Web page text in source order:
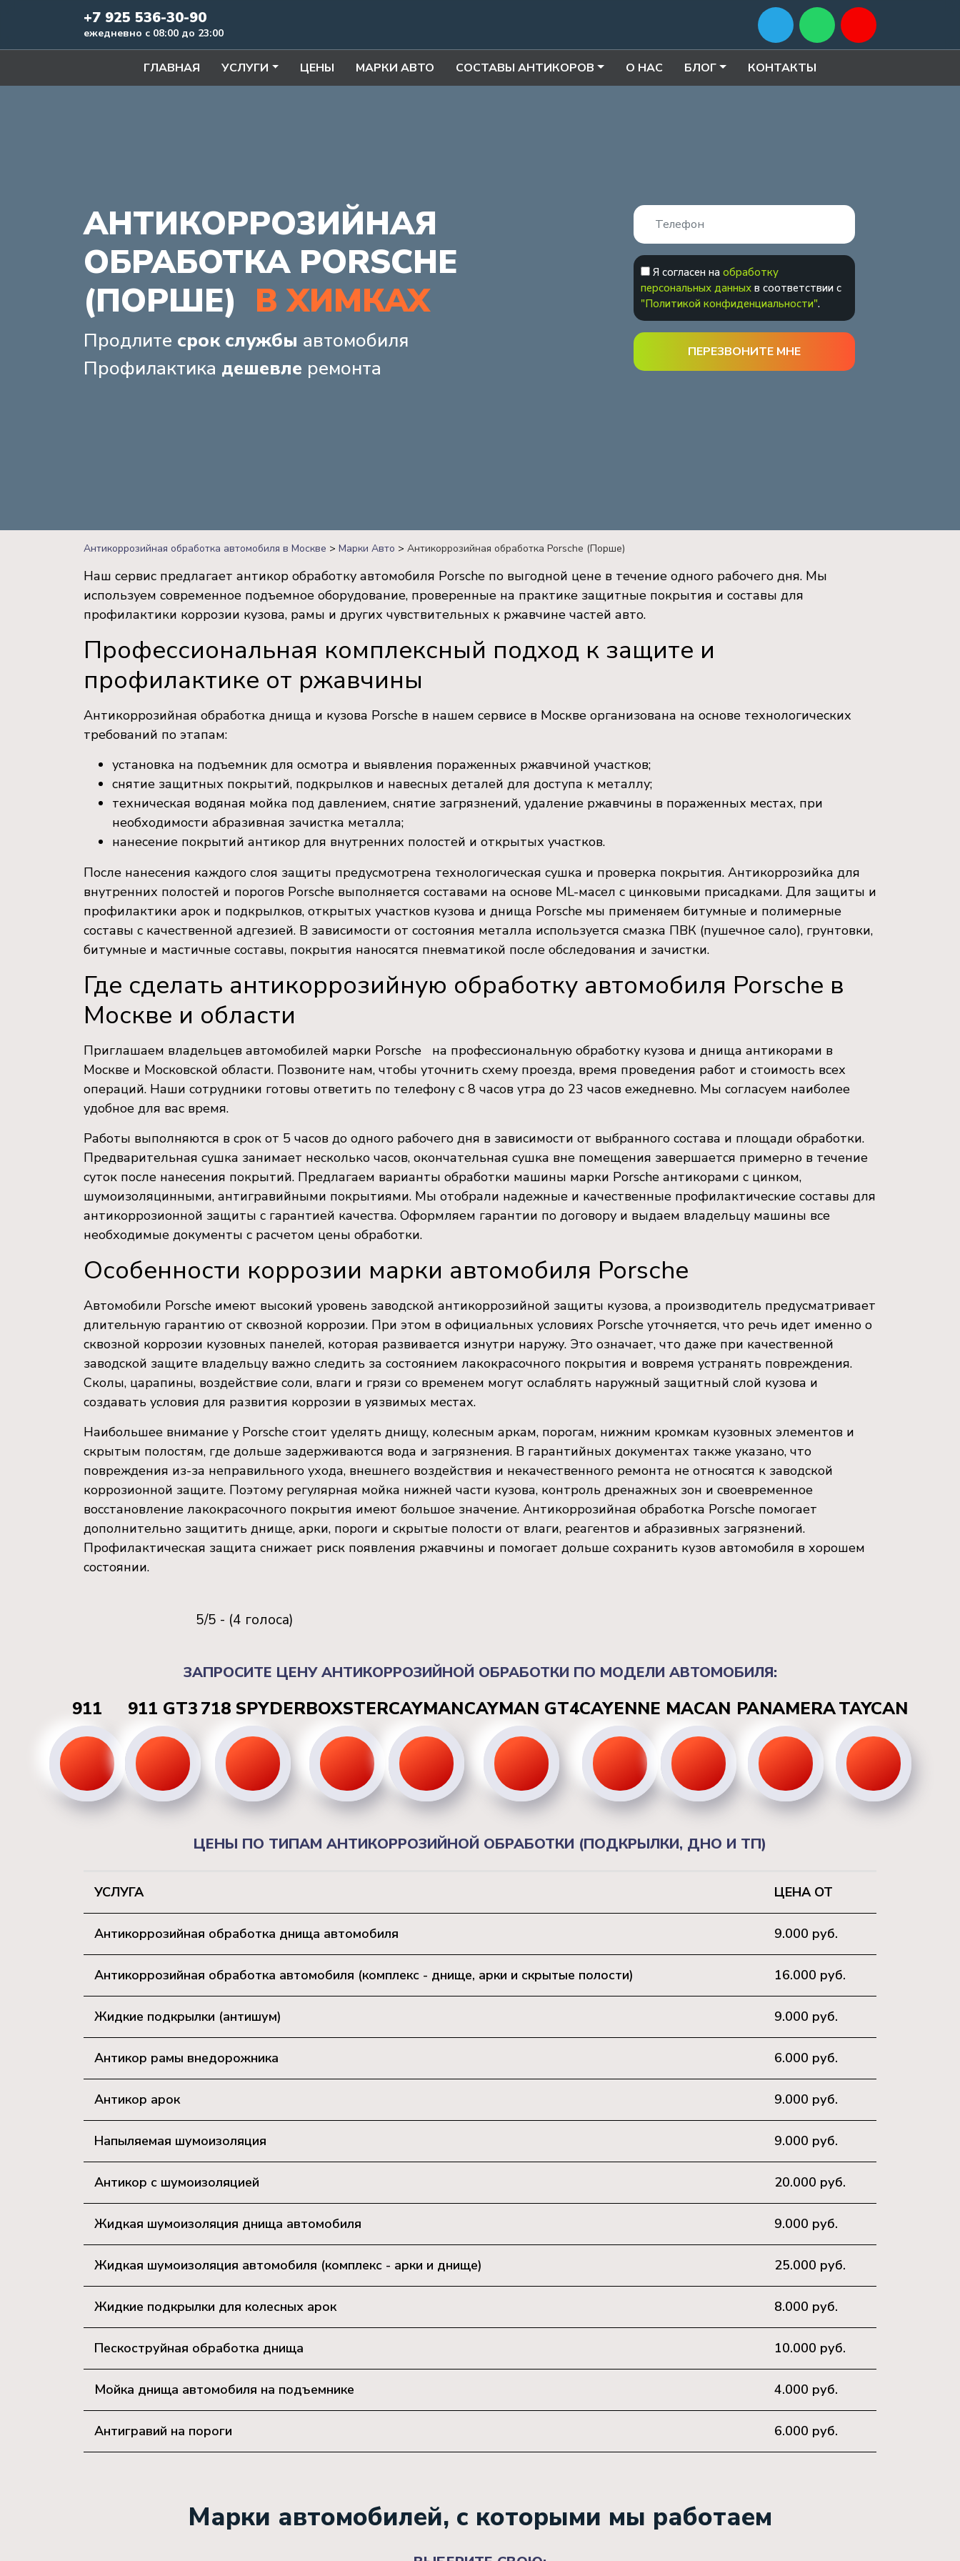
+7 925 536-30-90
ежедневно с 08:00 до 23:00
ГЛАВНАЯ УСЛУГИ ЦЕНЫ МАРКИ АВТО СОСТАВЫ АНТИКОРОВ О НАС БЛОГ КОНТАКТЫ
АНТИКОРРОЗИЙНАЯ
ОБРАБОТКА PORSCHE
(ПОРШЕ) В ХИМКАХ
Продлите срок службы автомобиля
Профилактика дешевле ремонта
Я согласен на обработку
персональных данных в соответствии с
"Политикой конфиденциальности".
Антикоррозийная обработка автомобиля в Москве > Марки Авто > Антикоррозийная обработка Porsche (Порше)
Наш сервис предлагает антикор обработку автомобиля Porsche по выгодной цене в течение одного рабочего дня. Мы
используем современное подъемное оборудование, проверенные на практике защитные покрытия и составы для
профилактики коррозии кузова, рамы и других чувствительных к ржавчине частей авто.
Профессиональная комплексный подход к защите и
профилактике от ржавчины
Антикоррозийная обработка днища и кузова Porsche в нашем сервисе в Москве организована на основе технологических
требований по этапам:
установка на подъемник для осмотра и выявления пораженных ржавчиной участков;
снятие защитных покрытий, подкрылков и навесных деталей для доступа к металлу;
техническая водяная мойка под давлением, снятие загрязнений, удаление ржавчины в пораженных местах, при
необходимости абразивная зачистка металла;
нанесение покрытий антикор для внутренних полостей и открытых участков.
После нанесения каждого слоя защиты предусмотрена технологическая сушка и проверка покрытия. Антикоррозийка для
внутренних полостей и порогов Porsche выполняется составами на основе ML-масел с цинковыми присадками. Для защиты и
профилактики арок и подкрылков, открытых участков кузова и днища Porsche мы применяем битумные и полимерные
составы с качественной адгезией. В зависимости от состояния металла используется смазка ПВК (пушечное сало), грунтовки,
битумные и мастичные составы, покрытия наносятся пневматикой после обследования и зачистки.
Где сделать антикоррозийную обработку автомобиля Porsche в
Москве и области
Приглашаем владельцев автомобилей марки Porsche на профессиональную обработку кузова и днища антикорами в
Москве и Московской области. Позвоните нам, чтобы уточнить схему проезда, время проведения работ и стоимость всех
операций. Наши сотрудники готовы ответить по телефону с 8 часов утра до 23 часов ежедневно. Мы согласуем наиболее
удобное для вас время.
Работы выполняются в срок от 5 часов до одного рабочего дня в зависимости от выбранного состава и площади обработки.
Предварительная сушка занимает несколько часов, окончательная сушка вне помещения завершается примерно в течение
суток после нанесения покрытий. Предлагаем варианты обработки машины марки Porsche антикорами с цинком,
шумоизоляцинными, антигравийными покрытиями. Мы отобрали надежные и качественные профилактические составы для
антикоррозионной защиты с гарантией качества. Оформляем гарантии по договору и выдаем владельцу машины все
необходимые документы с расчетом цены обработки.
Особенности коррозии марки автомобиля Porsche
Автомобили Porsche имеют высокий уровень заводской антикоррозийной защиты кузова, а производитель предусматривает
длительную гарантию от сквозной коррозии. При этом в официальных условиях Porsche уточняется, что речь идет именно о
сквозной коррозии кузовных панелей, которая развивается изнутри наружу. Это означает, что даже при качественной
заводской защите владельцу важно следить за состоянием лакокрасочного покрытия и вовремя устранять повреждения.
Сколы, царапины, воздействие соли, влаги и грязи со временем могут ослаблять наружный защитный слой кузова и
создавать условия для развития коррозии в уязвимых местах.
Наибольшее внимание у Porsche стоит уделять днищу, колесным аркам, порогам, нижним кромкам кузовных элементов и
скрытым полостям, где дольше задерживаются вода и загрязнения. В гарантийных документах также указано, что
повреждения из-за неправильного ухода, внешнего воздействия и некачественного ремонта не относятся к заводской
коррозионной защите. Поэтому регулярная мойка нижней части кузова, контроль дренажных зон и своевременное
восстановление лакокрасочного покрытия имеют большое значение. Антикоррозийная обработка Porsche помогает
дополнительно защитить днище, арки, пороги и скрытые полости от влаги, реагентов и абразивных загрязнений.
Профилактическая защита снижает риск появления ржавчины и помогает дольше сохранить кузов автомобиля в хорошем
состоянии.
5/5 - (4 голоса)
ЗАПРОСИТЕ ЦЕНУ АНТИКОРРОЗИЙНОЙ ОБРАБОТКИ ПО МОДЕЛИ АВТОМОБИЛЯ:
911 911 GT3718 SPYDERBOXSTERCAYMANCAYMAN GT4CAYENNE MACAN PANAMERATAYCAN
ЦЕНЫ ПО ТИПАМ АНТИКОРРОЗИЙНОЙ ОБРАБОТКИ (ПОДКРЫЛКИ, ДНО И ТП)
УСЛУГА ЦЕНА ОТ
Антикоррозийная обработка днища автомобиля 9.000 руб.
Антикоррозийная обработка автомобиля (комплекс - днище, арки и скрытые полости) 16.000 руб.
Жидкие подкрылки (антишум) 9.000 руб.
Антикор рамы внедорожника 6.000 руб.
Антикор арок 9.000 руб.
Напыляемая шумоизоляция 9.000 руб.
Антикор с шумоизоляцией 20.000 руб.
Жидкая шумоизоляция днища автомобиля 9.000 руб.
Жидкая шумоизоляция автомобиля (комплекс - арки и днище) 25.000 руб.
Жидкие подкрылки для колесных арок 8.000 руб.
Пескоструйная обработка днища 10.000 руб.
Мойка днища автомобиля на подъемнике 4.000 руб.
Антигравий на пороги 6.000 руб.
Марки автомобилей, с которыми мы работаем